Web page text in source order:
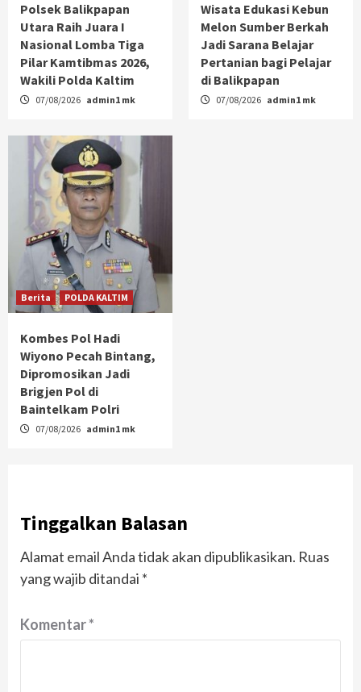
Polsek Balikpapan
Utara Raih Juara I
Nasional Lomba Tiga
Pilar Kamtibmas 2026,
Wakili Polda Kaltim
07/08/2026 admin1 mk
Wisata Edukasi Kebun
Melon Sumber Berkah
Jadi Sarana Belajar
Pertanian bagi Pelajar
di Balikpapan
07/08/2026 admin1 mk
Berita POLDA KALTIM
Kombes Pol Hadi
Wiyono Pecah Bintang,
Dipromosikan Jadi
Brigjen Pol di
Baintelkam Polri
07/08/2026 admin1 mk
Tinggalkan Balasan
Alamat email Anda tidak akan dipublikasikan. Ruas
yang wajib ditandai *
Komentar*